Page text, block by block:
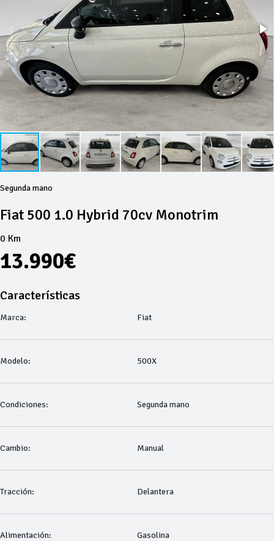
Segunda mano
Fiat 500 1.0 Hybrid 70cv Monotrim
0 Km
13.990€
Características
Marca: Fiat
Modelo: 500X
Condiciones: Segunda mano
Cambio: Manual
Tracción: Delantera
Alimentación: Gasolina